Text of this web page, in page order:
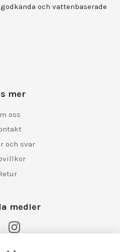
och vattenbaserade
mer
oss
och svar
medier